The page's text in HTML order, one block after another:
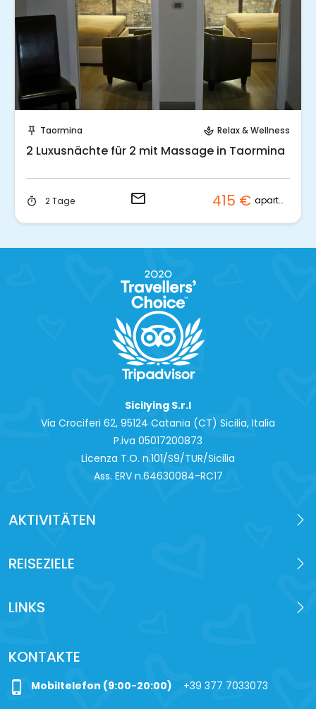
push_pin Taormina spa Relax & Wellness
2 Luxusnächte für 2 mit Massage in Taormina
timer 2 Tage email 415 € apartment
Sicilying S.r.l
Via Crociferi 62, 95124 Catania (CT) Sicilia, Italia
P.iva 0‍5017200873
Licenza T.O. n.101/S9/TUR/Sicilia
Ass. ERV n.64630084-RC17
AKTIVITÄTEN
REISEZIELE
LINKS
KONTAKTE
phone_iphone Mobiltelefon (9:00-20:00) +39 377 7033073